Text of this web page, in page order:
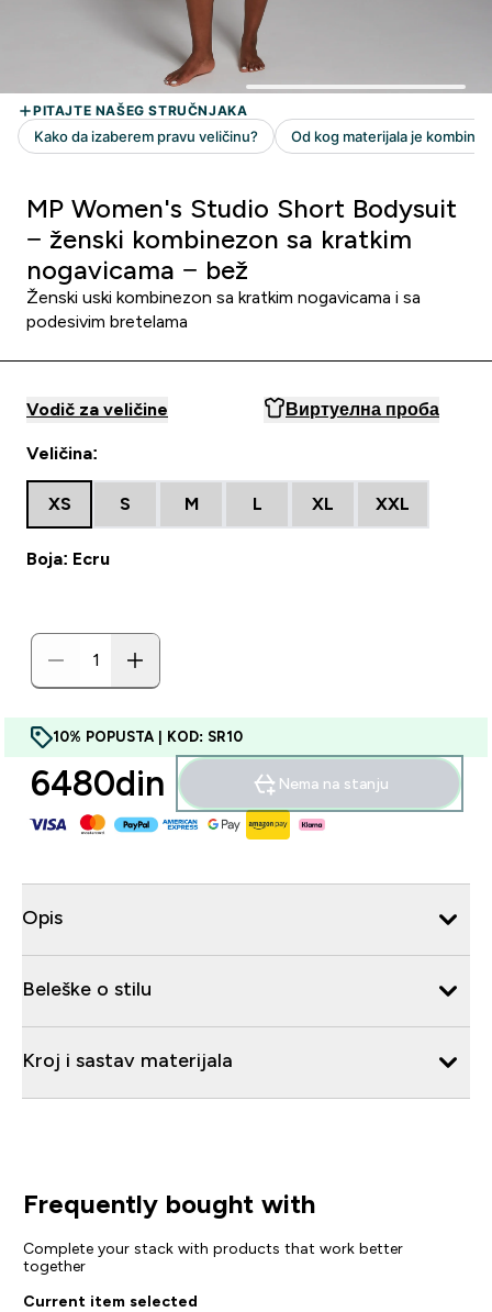
MP Women's Studio Short Bodysuit
− ženski kombinezon sa kratkim
nogavicama − bež
Ženski uski kombinezon sa kratkim nogavicama i sa
podesivim bretelama
Vodič za veličine Виртуелна проба
Veličina:
XS S M L XL XXL
Boja: Ecru
10% POPUSTA | KOD: SR10
6480din‎ Nema na stanju
Opis
Beleške o stilu
Kroj i sastav materijala
Frequently bought with
Complete your stack with products that work better
together
Current item selected